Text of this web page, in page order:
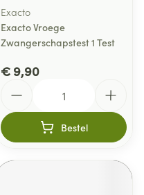
Exacto
Exacto Vroege
Zwangerschapstest 1 Test
€ 9,90
Bestel